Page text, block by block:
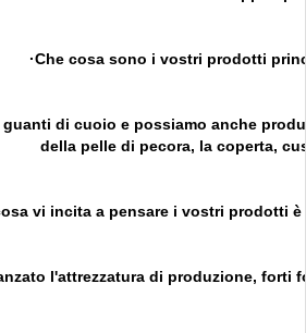
·Che cosa sono i vostri prodotti
di cuoio e possiamo anche
della pelle di pecora, la coperta,
vi incita a pensare i vostri prodotti
l'attrezzatura di produzione, forti